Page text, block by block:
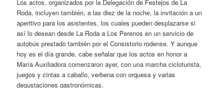
Los actos, organizados por la Delegación de Festejos de La
Roda, incluyen también, a las diez de la noche, la invitación a un
aperitivo para los asistentes, los cuales pueden desplazarse si
así lo desean desde La Roda a Los Perenos en un servicio de
autobús prestado también por el Consistorio rodense. Y aunque
hoy es el día grande, cabe señalar que los actos en honor a
María Auxiliadora comenzaron ayer, con una marcha cicloturista,
juegos y cintas a caballo, verbena con orquesa y varias
degustaciones gastronómicas.